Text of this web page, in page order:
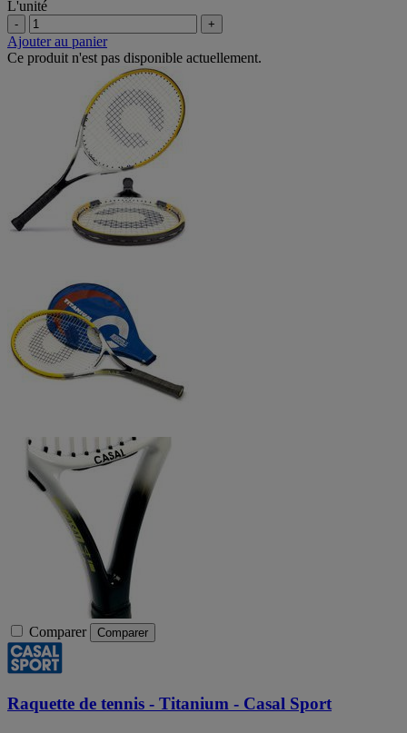
L'unité
- +
Ajouter au panier
Ce produit n'est pas disponible actuellement.
Comparer Comparer
Raquette de tennis - Titanium - Casal Sport